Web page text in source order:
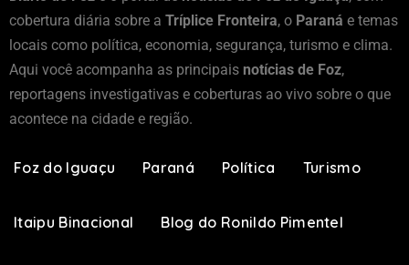
cobertura diária sobre a Tríplice Fronteira, o Paraná e temas
locais como política, economia, segurança, turismo e clima.
Aqui você acompanha as principais notícias de Foz,
reportagens investigativas e coberturas ao vivo sobre o que
acontece na cidade e região.
Foz do Iguaçu Paraná Política Turismo
Itaipu Binacional Blog do Ronildo Pimentel